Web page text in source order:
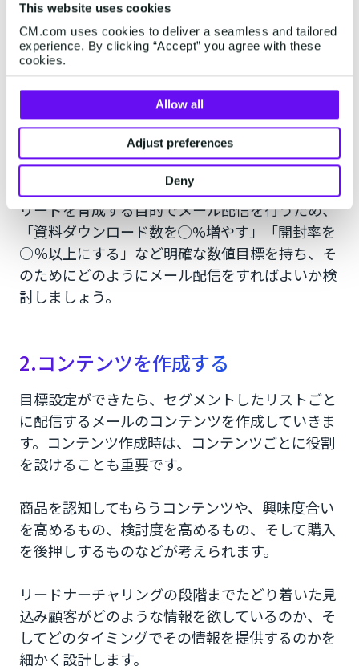
This website uses cookies
CM.com uses cookies to deliver a seamless and tailored
experience. By clicking “Accept” you agree with these
cookies.
Allow all
Adjust preferences
Deny
全てのマーケティング施策においてはじめにすべ
きことは目標設定です。目標がないと、その施策
の方向性が決まらないため、施策自体が十分な効
果を発揮しない可能性があります。
メールによるリードナーチャリングによって定め
るKPIは、送信成功率、開封率、クリック率、コ
ンバージョン率、配信解除率などです。
リードを育成する目的でメール配信を行うため、
「資料ダウンロード数を◯%増やす」「開封率を
○％以上にする」など明確な数値目標を持ち、そ
のためにどのようにメール配信をすればよいか検
討しましょう。
2.コンテンツを作成する
目標設定ができたら、セグメントしたリストごと
に配信するメールのコンテンツを作成していきま
す。コンテンツ作成時は、コンテンツごとに役割
を設けることも重要です。
商品を認知してもらうコンテンツや、興味度合い
を高めるもの、検討度を高めるもの、そして購入
を後押しするものなどが考えられます。
リードナーチャリングの段階までたどり着いた見
込み顧客がどのような情報を欲しているのか、そ
してどのタイミングでその情報を提供するのかを
細かく設計します。